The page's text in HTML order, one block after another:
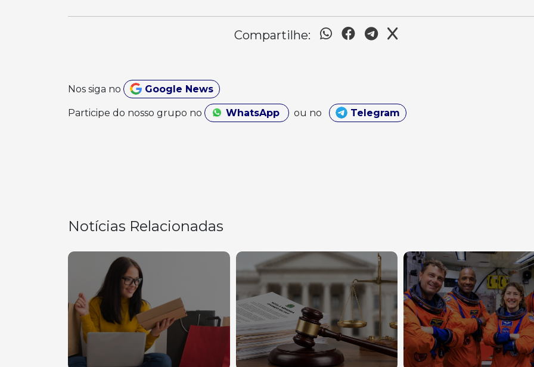
Compartilhe:
Nos siga no Google News
Participe do nosso grupo no WhatsApp ou no Telegram
Notícias Relacionadas